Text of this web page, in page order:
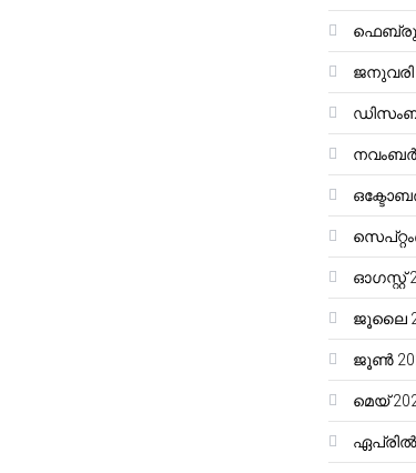
ജനുവരി
നവംബർ
ഓഗസ്റ്റ്‌
ജൂലൈ
ജൂൺ
മെയ്‌
ഏപ്രിൽ